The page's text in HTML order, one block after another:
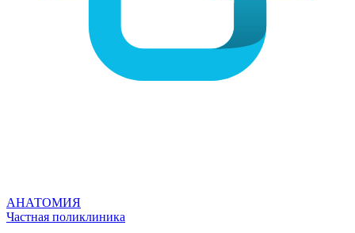
АНАТОМИЯ
Частная поликлиника